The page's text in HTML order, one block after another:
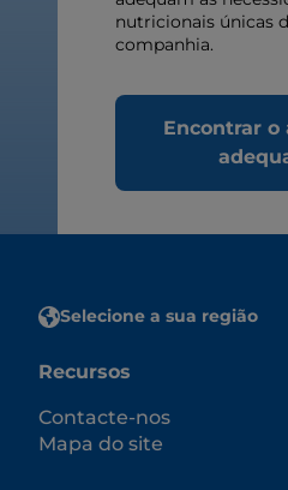
nutricionais únicas
companhia.
Encontrar
Selecione a sua região
Recursos
Contacte-nos
Mapa do site